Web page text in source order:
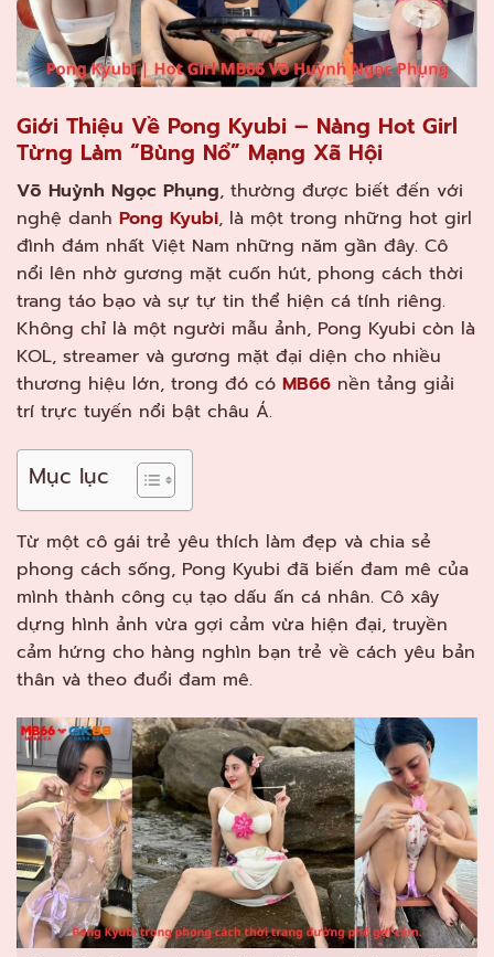
Giới Thiệu Về Pong Kyubi – Nàng Hot Girl
Từng Làm “Bùng Nổ” Mạng Xã Hội
Võ Huỳnh Ngọc Phụng, thường được biết đến với
nghệ danh Pong Kyubi, là một trong những hot girl
đình đám nhất Việt Nam những năm gần đây. Cô
nổi lên nhờ gương mặt cuốn hút, phong cách thời
trang táo bạo và sự tự tin thể hiện cá tính riêng.
Không chỉ là một người mẫu ảnh, Pong Kyubi còn là
KOL, streamer và gương mặt đại diện cho nhiều
thương hiệu lớn, trong đó có MB66 nền tảng giải
trí trực tuyến nổi bật châu Á.
Mục lục
Từ một cô gái trẻ yêu thích làm đẹp và chia sẻ
phong cách sống, Pong Kyubi đã biến đam mê của
mình thành công cụ tạo dấu ấn cá nhân. Cô xây
dựng hình ảnh vừa gợi cảm vừa hiện đại, truyền
cảm hứng cho hàng nghìn bạn trẻ về cách yêu bản
thân và theo đuổi đam mê.